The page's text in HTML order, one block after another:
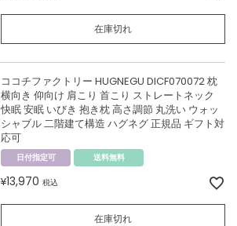
在庫切れ
ココチファクトリー HUGNEGU DICF070072 枕
横向き 仰向け 肩こり 首こり ストレートネック
快眠 安眠 いびき 抱き枕 高さ調節 丸洗い ウォッ
シャブル 二階建て構造 ハグネグ 正規品 ギフト対
応可
日付指定可 送料無料
¥13,970 税込
在庫切れ